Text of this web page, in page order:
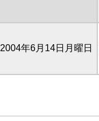
2004年6月14日月曜日